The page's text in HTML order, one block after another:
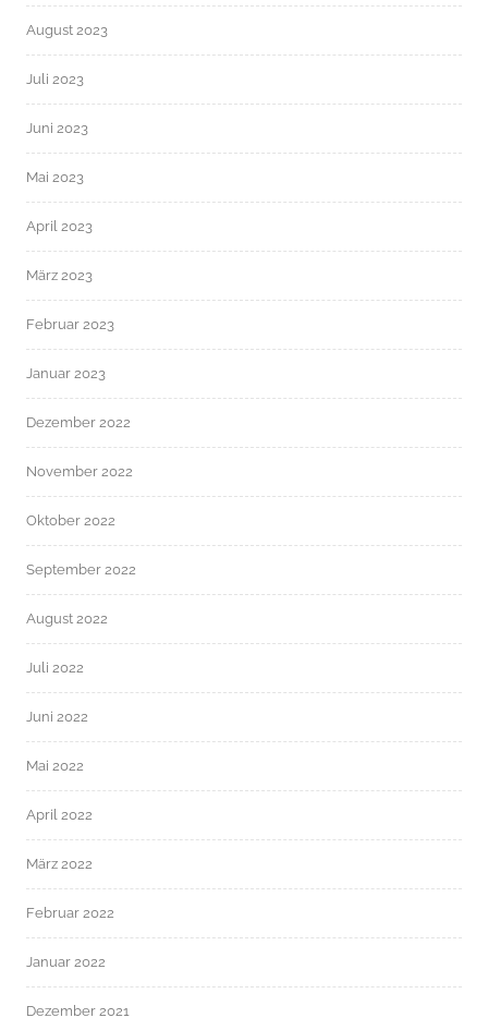
August 2023
Juli 2023
Juni 2023
Mai 2023
April 2023
März 2023
Februar 2023
Januar 2023
Dezember 2022
November 2022
Oktober 2022
September 2022
August 2022
Juli 2022
Juni 2022
Mai 2022
April 2022
März 2022
Februar 2022
Januar 2022
Dezember 2021